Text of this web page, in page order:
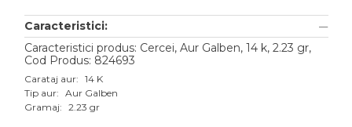
Aur alb
Aur roz
Aur mixt
Caracteristici:
Caracteristici produs: Cercei, Aur Galben, 14 k, 2.23 gr,
Cod Produs: 824693
Carataj aur: 14 K
Tip aur: Aur Galben
Gramaj: 2.23 gr